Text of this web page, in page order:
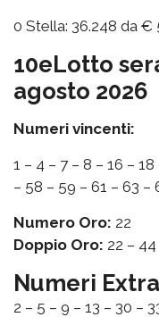
0 Stella: 36.248 da €
10eLotto
agosto 2026
Numeri vincenti:
1 – 4 – 7 – 8 – 16 –
– 58 – 59 – 61 – 63 –
Numero Oro: 22
Doppio Oro: 22 – 44
Numeri Extra
2 – 5 – 9 – 13 – 30 –